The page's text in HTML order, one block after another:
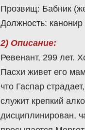
Прозвищ: Бабник
Должность:
2) Описание:
Ревенант, 299 лет.
Пасхи живет его
что Гаспар
служит крепкий
дисциплинирован,